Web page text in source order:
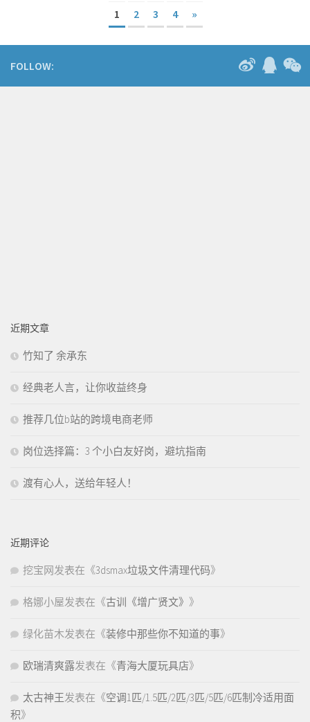
1 2 3 4 »
FOLLOW:
近期文章
竹知了 余承东
经典老人言，让你收益终身
推荐几位b站的跨境电商老师
岗位选择篇：3 个小白友好岗，避坑指南
渡有心人，送给年轻人！
近期评论
挖宝网发表在《3dsmax垃圾文件清理代码》
格娜小屋发表在《古训《增广贤文》 》
绿化苗木发表在《装修中那些你不知道的事》
欧瑞清爽露发表在《青海大厦玩具店》
太古神王发表在《空调1匹/1.5匹/2匹/3匹/5匹/6匹制冷适用面
积》